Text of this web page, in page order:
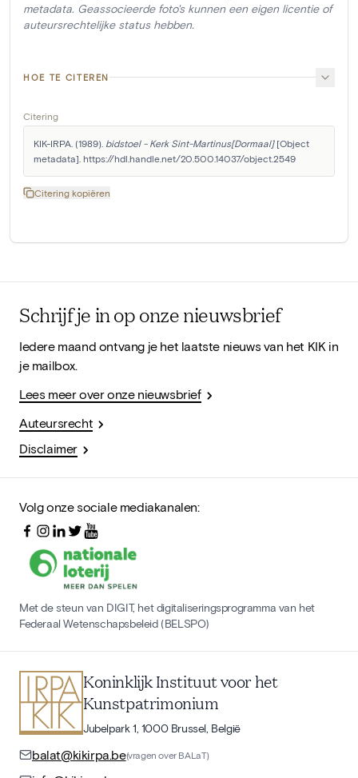
metadata. Geassocieerde foto's kunnen een eigen licentie of
auteursrechtelijke status hebben.
HOE TE CITEREN
Citering
KIK-IRPA. (1989). bidstoel - Kerk Sint-Martinus[Dormaal] [Object
metadata]. https://hdl.handle.net/20.500.14037/object.2549
Citering kopiëren
Schrijf je in op onze nieuwsbrief
Iedere maand ontvang je het laatste nieuws van het KIK in
je mailbox.
Lees meer over onze nieuwsbrief
Auteursrecht
Disclaimer
Volg onze sociale mediakanalen:
Met de steun van DIGIT, het digitaliseringsprogramma van het
Federaal Wetenschapsbeleid (BELSPO)
Koninklijk Instituut voor het
Kunstpatrimonium
Jubelpark 1, 1000 Brussel, België
balat@kikirpa.be(vragen over BALaT)